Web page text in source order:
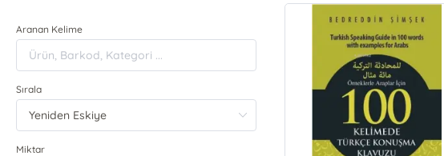
Aranan Kelime
Sırala
Miktar